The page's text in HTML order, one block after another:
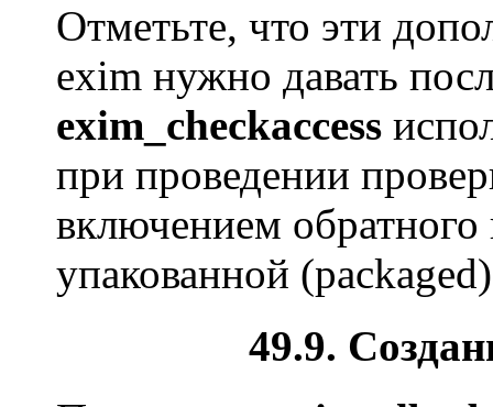
Отметьте, что эти
exim нужно давать
exim_checkaccess
при проведении
включением обратного
упакованной
49.9.